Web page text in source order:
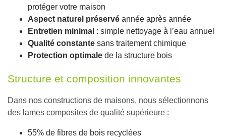
protéger votre maison
Aspect naturel préservé année après année
Entretien minimal : simple nettoyage à l’eau annuel
Qualité constante sans traitement chimique
Protection optimale de la structure bois
Structure et composition innovantes
Dans nos constructions de maisons, nous sélectionnons
des lames composites de qualité supérieure :
55% de fibres de bois recyclées